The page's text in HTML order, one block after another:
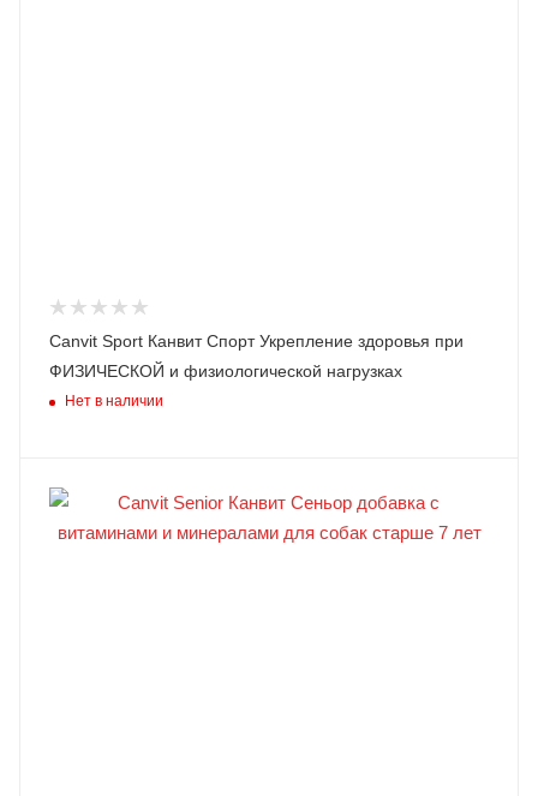
Canvit Sport Канвит Спорт Укрепление здоровья при
ФИЗИЧЕСКОЙ и физиологической нагрузках
Нет в наличии